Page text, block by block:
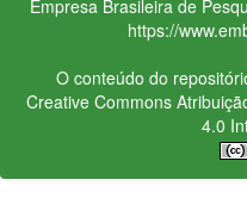
Empresa Brasileira de
https://
O conteúdo do
Creative Commons
4.0